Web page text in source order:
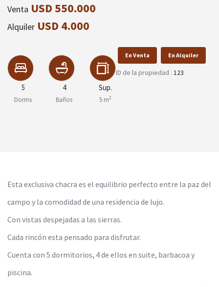
Venta USD 550.000
Alquiler USD 4.000
5
Dorms
4
Baños
Sup.
5 m2
En Venta En Alquiler
ID de la propiedad : 123
Esta exclusiva chacra es el equilibrio perfecto entre la paz del
campo y la comodidad de una residencia de lujo.
Con vistas despejadas a las sierras.
Cada rincón esta pensado para disfrutar.
Cuenta con 5 dormitorios, 4 de ellos en suite, barbacoa y
piscina.